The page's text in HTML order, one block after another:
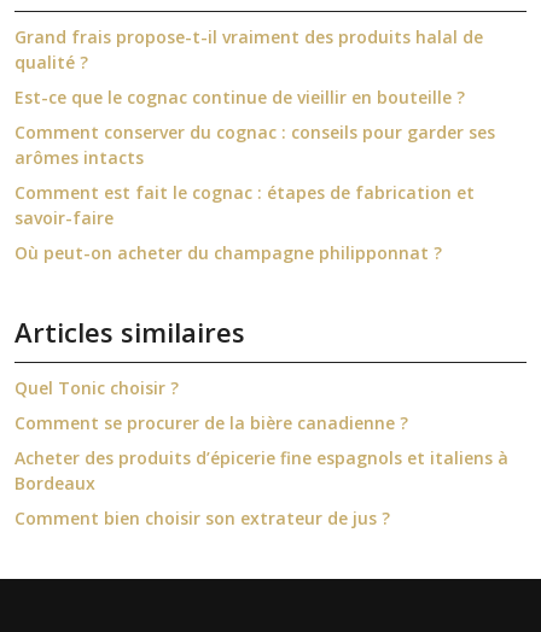
Grand frais propose-t-il vraiment des produits halal de
qualité ?
Est-ce que le cognac continue de vieillir en bouteille ?
Comment conserver du cognac : conseils pour garder ses
arômes intacts
Comment est fait le cognac : étapes de fabrication et
savoir-faire
Où peut-on acheter du champagne philipponnat ?
Articles similaires
Quel Tonic choisir ?
Comment se procurer de la bière canadienne ?
Acheter des produits d’épicerie fine espagnols et italiens à
Bordeaux
Comment bien choisir son extrateur de jus ?